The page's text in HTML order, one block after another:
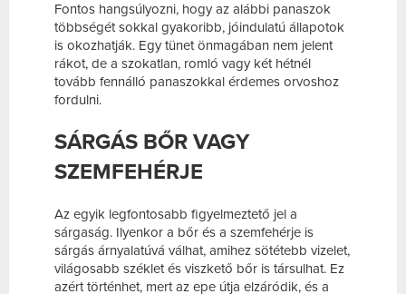
Fontos hangsúlyozni, hogy az alábbi panaszok
többségét sokkal gyakoribb, jóindulatú állapotok
is okozhatják. Egy tünet önmagában nem jelent
rákot, de a szokatlan, romló vagy két hétnél
tovább fennálló panaszokkal érdemes orvoshoz
fordulni.
SÁRGÁS BŐR VAGY
SZEMFEHÉRJE
Az egyik legfontosabb figyelmeztető jel a
sárgaság. Ilyenkor a bőr és a szemfehérje is
sárgás árnyalatúvá válhat, amihez sötétebb vizelet,
világosabb széklet és viszkető bőr is társulhat. Ez
azért történhet, mert az epe útja elzáródik, és a